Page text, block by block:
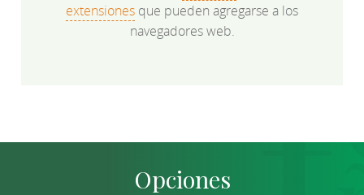
extensiones que pueden agregarse a los
navegadores web.
Opciones